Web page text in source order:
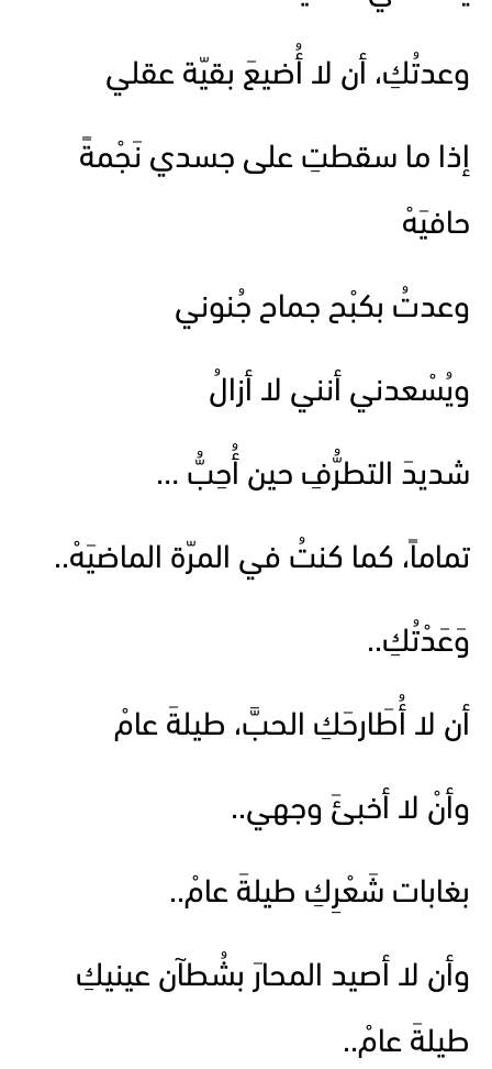
وعدتُكِ، أن لا أُضيعَ بقيّة عقلي
إذا ما سقطتِ على جسدي نَجْمةً
حافيَهْ
وعدتُ بكبْح جماح جُنوني
ويُسْعدني أنني لا أزالُ
شديدَ التطرُّفِ حين أُحِبُّ …
تماماً، كما كنتُ في المرّة الماضيَهْ..
وَعَدْتُكِ..
أن لا أُطَارحَكِ الحبَّ، طيلةَ عامْ
وأنْ لا أخبئَ وجهي..
بغابات شَعْرِكِ طيلةَ عامْ..
وأن لا أصيد المحارَ بشُطآن عينيكِ
طيلةَ عامْ..